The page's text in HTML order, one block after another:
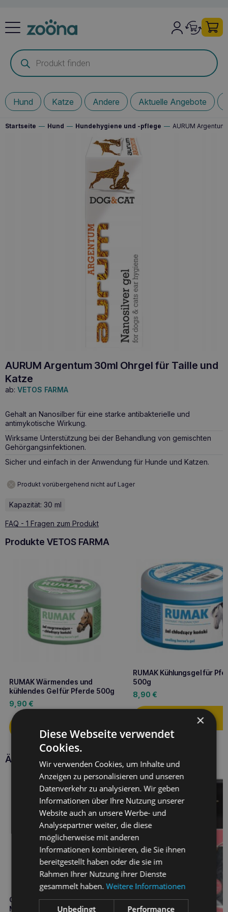
Products
search
Hund Katze Andere Aktuelle Angebote
Startseite — Hund — Hundehygiene und -pflege — AURUM
AURUM Argentum 30ml Ohrgel für Taille und
Katze
ab: VETOS FARMA
Gehalt an Nanosilber für eine starke antibakterielle und
antimykotische Wirkung.
Wirksame Unterstützung bei der Behandlung von gemischten
Gehörgangsinfektionen.
Sicher und einfach in der Anwendung für Hunde und Katzen.
Produkt vorübergehend nicht auf Lager
Kapazität: 30 ml
FAQ - 1 Fragen zum Produkt
Produkte VETOS FARMA
RUMAK Wärmendes und
kühlendes Gel für Pferde 500g
9,90 €
RUMAK Kühlungsgel für
500g
8,90 €
Ähnliche Produkte
CALIBRA VD Hundesnack
Magen-Darm 120g
×
Diese Webseite verwendet
Cookies.
Wir verwenden Cookies, um Inhalte und
Anzeigen zu personalisieren und unseren
Datenverkehr zu analysieren. Wir geben
Informationen über Ihre Nutzung unserer
Website auch an unsere Werbe- und
Analysepartner weiter, die diese
möglicherweise mit anderen
Informationen kombinieren, die Sie ihnen
bereitgestellt haben oder die sie im
Rahmen Ihrer Nutzung ihrer Dienste
gesammelt haben.Weitere Informationen
Unbedingt
Performance